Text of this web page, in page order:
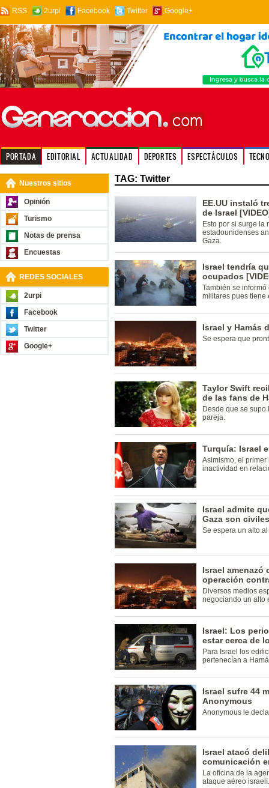
RSS 2urpi Facebook Twitter Google+
PORTADA EDITORIAL ACTUALIDAD DEPORTES ESPECTÁCULOS
Nuestros sitios
Opinión
Turismo
Notas de prensa
Encuestas
REDES SOCIALES
2urpi
Facebook
Twitter
Google+
TAG: Twitter
EE.UU instaló
de Israel
Esto por si surge la
estadounidenses
Gaza.
Israel tendría
ocupados
También se
militares pues tiene
Israel y Hamás
Se espera que
Taylor Swift
de las fans de
Desde que se
pareja.
Turquía: Israel
Asimismo, el
inactividad en
Israel admite
Gaza son
Se espera un alto
Israel amenazó
operación
Diversos medios
negociando un alto
Israel: Los
estar cerca de
Para Israel los
pertenecían a
Israel sufre 44
Anonymous
Anonymous le
Israel atacó
comunicación
La oficina de la
ataque aéreo israelí.